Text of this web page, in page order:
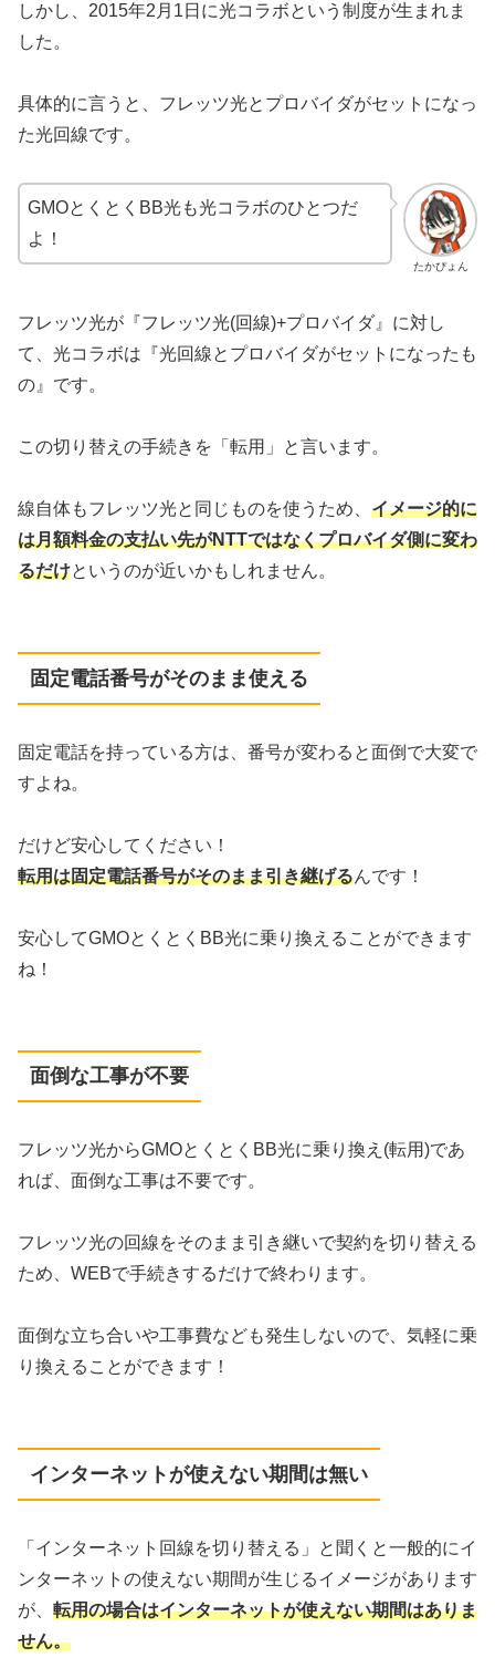
しかし、2015年2月1日に光コラボという制度が生まれま
した。
具体的に言うと、フレッツ光とプロバイダがセットになっ
た光回線です。
たかぴょん
GMOとくとくBB光も光コラボのひとつだ
よ！
フレッツ光が『フレッツ光(回線)+プロバイダ』に対し
て、光コラボは『光回線とプロバイダがセットになったも
の』です。
この切り替えの手続きを「転用」と言います。
線自体もフレッツ光と同じものを使うため、 イメージ的に
は月額料金の支払い先がNTTではなくプロバイダ側に変わ
るだけというのが近いかもしれません。
固定電話番号がそのまま使える
固定電話を持っている方は、番号が変わると面倒で大変で
すよね。
だけど安心してください！
転用は固定電話番号がそのまま引き継げるんです！
安心してGMOとくとくBB光に乗り換えることができます
ね！
面倒な工事が不要
フレッツ光からGMOとくとくBB光に乗り換え(転用)であ
れば、面倒な工事は不要です。
フレッツ光の回線をそのまま引き継いで契約を切り替える
ため、WEBで手続きするだけで終わります。
面倒な立ち合いや工事費なども発生しないので、気軽に乗
り換えることができます！
インターネットが使えない期間は無い
「インターネット回線を切り替える」と聞くと一般的にイ
ンターネットの使えない期間が生じるイメージがあります
が、 転用の場合はインターネットが使えない期間はありま
せん。